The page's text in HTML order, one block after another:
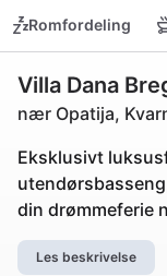
Romfordeling
Villa Dana
nær Opatija,
Eksklusivt
din drømmeferie
Les beskrivelse